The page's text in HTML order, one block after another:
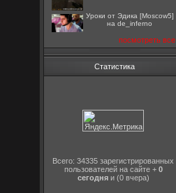
Уроки от Эдика [Moscow5]
на de_inferno
посмотреть все
Статистика
Всего: 34335 зарегистрированных
пользователей на сайте + 0
сегодняи (0 вчера)